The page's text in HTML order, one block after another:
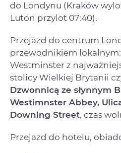
do Londynu (Kraków
Luton przylot 07:40).
Przejazd do centrum
przewodnikiem
Westminster z
stolicy Wielkiej Brytanii
Dzwonnicą ze słynnym
Westimnster Abbey,
Downing Street, czas
Przejazd do hotelu,